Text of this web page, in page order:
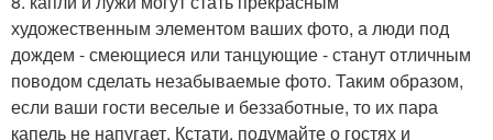
художественным элементом ваших фото, а люди под
дождем - смеющиеся или танцующие - станут отличным
поводом сделать незабываемые фото. Таким образом,
если ваши гости веселые и беззаботные, то их пара
капель не напугает. Кстати, подумайте о гостях и